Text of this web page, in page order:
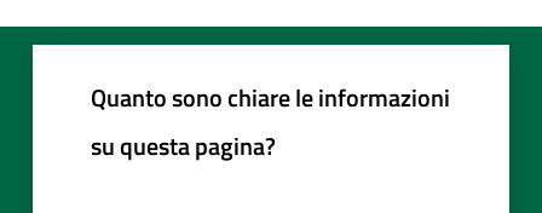
Quanto sono chiare le informazioni
su questa pagina?